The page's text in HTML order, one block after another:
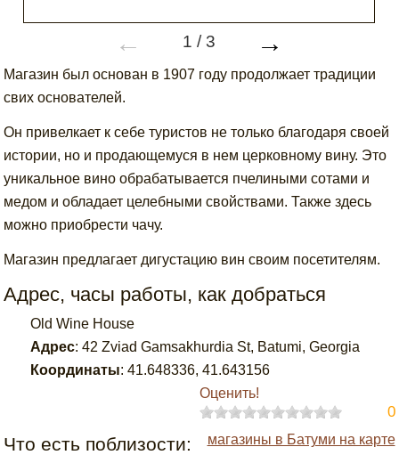
← 1 /3 →
Магазин был основан в 1907 году продолжает традиции
свих основателей.
Он привелкает к себе туристов не только благодаря своей
истории, но и продающемуся в нем церковному вину. Это
уникальное вино обрабатывается пчелиными сотами и
медом и обладает целебными свойствами. Также здесь
можно приобрести чачу.
Магазин предлагает дигустацию вин своим посетителям.
Адрес, часы работы, как добраться
Old Wine House
Адрес:42 Zviad Gamsakhurdia St, Batumi, Georgia
Координаты: 41.648336,41.643156
Оценить!
0
Что есть поблизости: магазины в Батуми на карте